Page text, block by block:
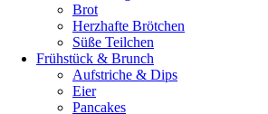
Brot
Herzhafte Brötchen
Süße Teilchen
Frühstück & Brunch
Aufstriche & Dips
Eier
Pancakes